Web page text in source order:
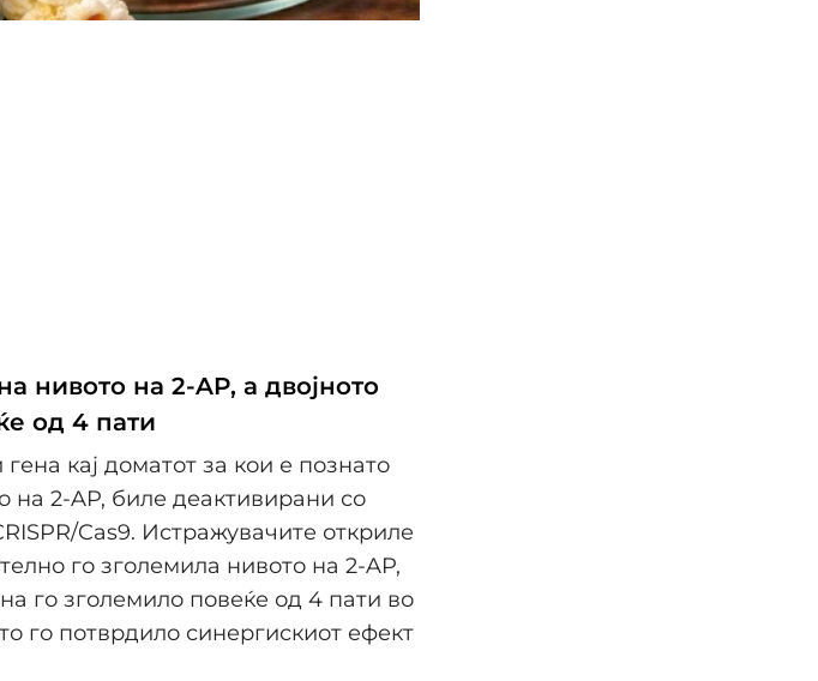
нивото на 2-AP, а двојното
од 4 пати
кај доматот за кои е познато
на 2-AP, биле деактивирани со
Cas9. Истражувачите откриле
го зголемила нивото на 2-AP,
го зголемило повеќе од 4 пати во
го потврдило синергискиот ефект